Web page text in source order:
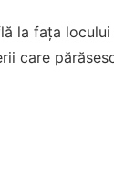
la fața
care